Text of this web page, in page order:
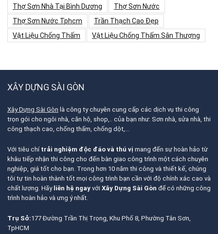
Thợ Sơn Nhà Tại Bình Dương
Thợ Sơn Nước
Thợ Sơn Nước Tphcm
Trần Thạch Cao Đẹp
Vật Liệu Chống Thấm
Vật Liệu Chống Thấm Sân Thượng
XÂY DỰNG SÀI GÒN
Xây Dựng Sài Gòn là công ty chuyên cung cấp các dịch vụ thi công
trọn gói cho ngôi nhà, căn hộ, shop,.. của bạn như: Sơn nhà, sửa nhà, thi
công thạch cao, chống thấm, chống dột,…
Với tiêu chí trải nghiệm độc đáo và thú vị mang đến sự hoàn hảo từ
khâu tiếp nhận thi công cho đến bàn giao công trình một cách chuyên
nghiệp, giá tốt cho bạn. Trong hơn 10 năm thi công và thiết kế, chúng
tôi tự tin hoàn thành tốt mọi công trình bạn cần với độ chính xác cao và
chất lượng. Hãy liên hệ ngay với Xây Dựng Sài Gòn để có những công
trình hoàn hảo và ưng ý nhất.
Trụ Sở:177 Đường Trần Thị Trọng, Khu Phố 8, Phường Tân Sơn,
TpHCM